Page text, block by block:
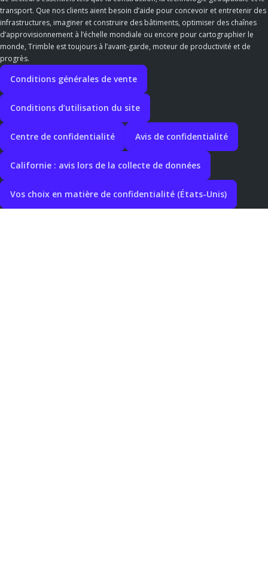
transport. Que nos clients aient besoin d’aide pour concevoir et entretenir des
infrastructures, imaginer et construire des bâtiments, optimiser des chaînes
d’approvisionnement à l’échelle mondiale ou encore pour cartographier le
monde, Trimble est toujours à l’avant-garde, moteur de productivité et de
progrès.
Conditions générales de vente
Conditions d’utilisation du site
Centre de confidentialité Avis de confidentialité
Californie : avis lors de la collecte de données
Vos choix en matière de confidentialité (États-Unis)